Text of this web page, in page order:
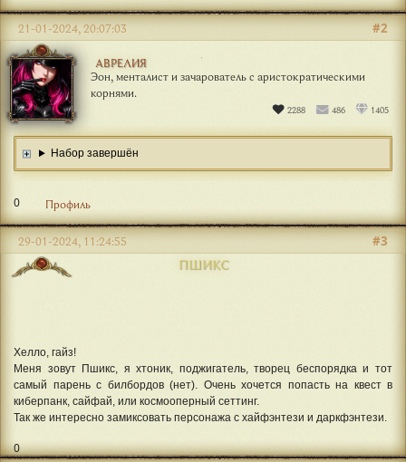
АВРЕЛИЯ
Эон, менталист и зачарователь с аристократическими
корнями.
2288 486 1405
#2
21-01-2024, 20:07:03
Набор завершён
0 Профиль
ПШИКС
#3
29-01-2024, 11:24:55
Хелло, гайз!
Меня зовут Пшикс, я хтоник, поджигатель, творец беспорядка и тот
самый парень с билбордов (нет). Очень хочется попасть на квест в
киберпанк, сайфай, или космооперный сеттинг.
Так же интересно замиксовать персонажа с хайфэнтези и даркфэнтези.
0